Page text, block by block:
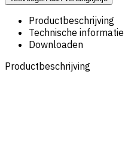
Productbeschrijving
Technische informatie
Downloaden
Productbeschrijving